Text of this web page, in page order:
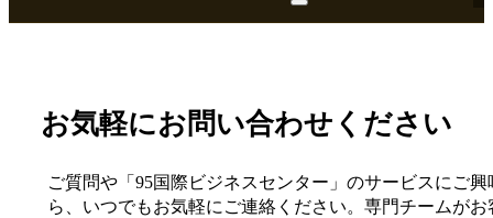
お気軽にお問い合わせください
ご質問や「95国際ビジネスセンター」のサービスにご
ら、いつでもお気軽にご連絡ください。専門チームが